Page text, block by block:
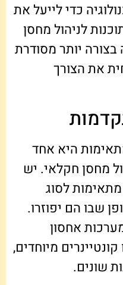
כדי לייעל את
לניהול מחסן
בצורה יותר מסודרת
את הצורך
היא אחד
מחסן חקלאי. יש
לסוג
שבו הם יפוזרו.
אחסון
מיוחדים,
שונים.